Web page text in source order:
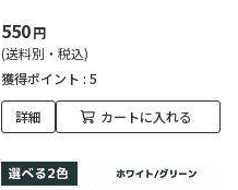
550円
(送料別・税込)
獲得ポイント : 5
詳細 カートに入れる